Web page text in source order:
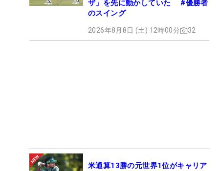
ザ」を先に動かしていた #優勝者
のスイング
2026年8月8日 (土) 12時00分 32
米通算13勝の元世界1位がキャリア